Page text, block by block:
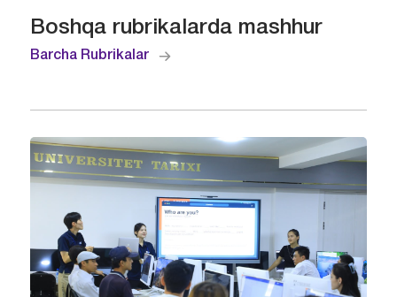
Boshqa rubrikalarda mashhur
Barcha Rubrikalar